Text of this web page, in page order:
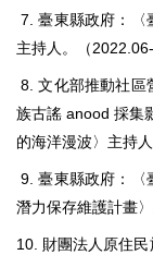
7. 臺東縣政府：〈
主持人。（
8. 文化部推動社區
族古謠 anood 採集
的海洋漫波〉主持
9. 臺東縣政府：〈
潛力保存維護計畫
10. 財團法人原住